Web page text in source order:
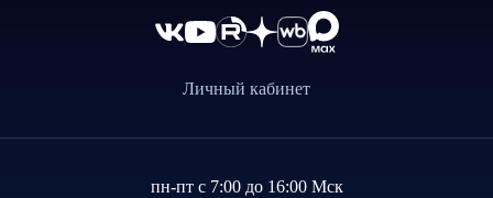
Личный кабинет
пн-пт с 7:00 до 16:00 Мск